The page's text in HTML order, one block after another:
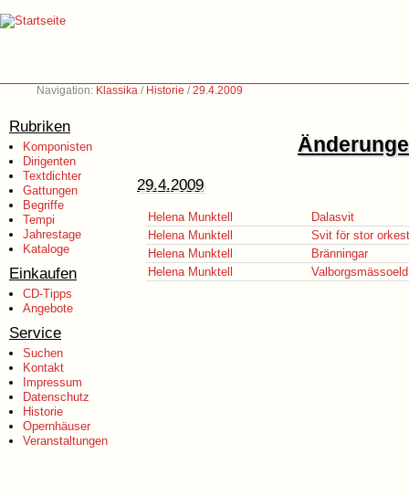
Navigation: Klassika / Historie /29.4.2009
Rubriken
Komponisten
Dirigenten
Textdichter
Gattungen
Begriffe
Tempi
Jahrestage
Kataloge
Einkaufen
CD-Tipps
Angebote
Service
Suchen
Kontakt
Impressum
Datenschutz
Historie
Opernhäuser
Veranstaltungen
29.4.2009
Helena Munktell
Dalasvit
Helena Munktell
Svit för stor
Helena Munktell
Bränningar
Helena Munktell
Valborgsmässoeld